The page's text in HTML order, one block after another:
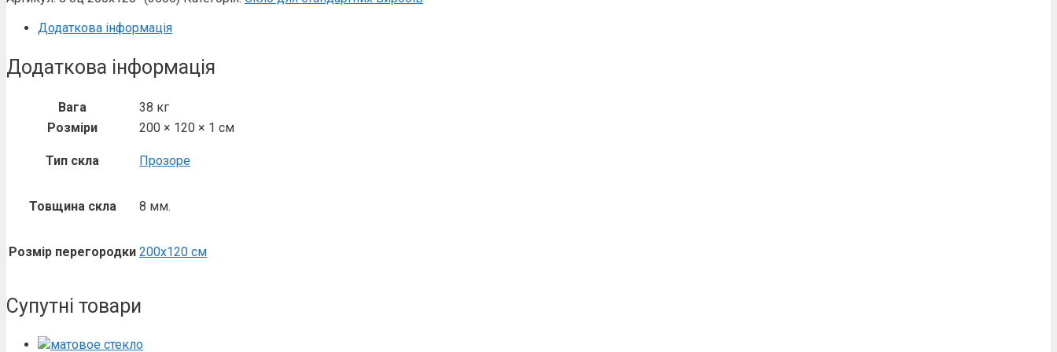
Додаткова інформація
Додаткова інформація
Вага
38 кг
Розміри
200 × 120 × 1 см
Тип скла Прозоре
Товщина скла 8 мм.
Розмір перегородки 200х120 см
Супутні товари